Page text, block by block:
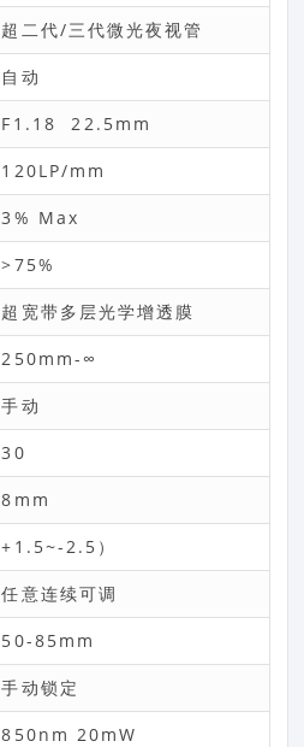
超二代/三代微光夜视管
自动
F1.18 22.5mm
120LP/mm
3% Max
>75%
超宽带多层光学增透膜
250mm-∞
手动
30
8mm
+1.5~-2.5）
任意连续可调
50-85mm
手动锁定
850nm 20mW